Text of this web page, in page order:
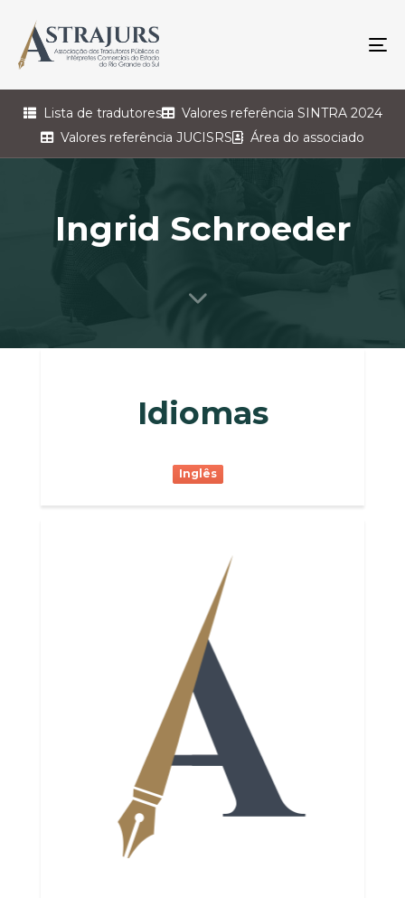
Lista de tradutores
Valores referência SINTRA 2024
Valores referência JUCISRS
Área do associado
Ingrid Schroeder
Idiomas
Inglês